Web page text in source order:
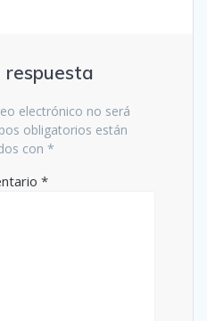
respuesta
electrónico no será
obligatorios están
con *
*